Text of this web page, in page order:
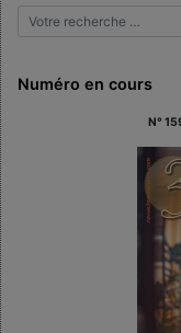
Numéro en cours
N°